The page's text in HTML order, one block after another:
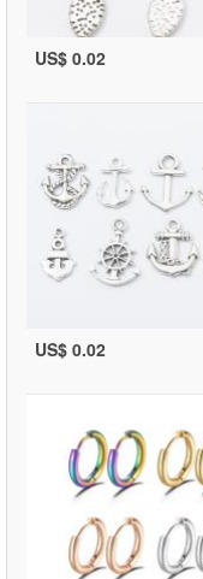
US$ 0.02
US$ 0.02